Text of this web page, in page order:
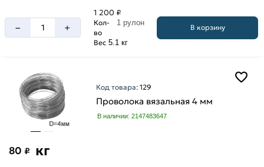
– +
1 200 ₽
Кол-
во
1 рулон
Вес 5.1 кг
В корзину
Код товара:129
Проволока вязальная 4 мм
В наличии: 2147483647
80 ₽ кг